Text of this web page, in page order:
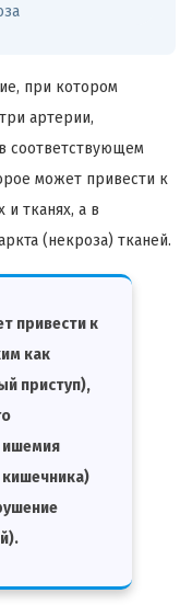
при котором
артерии,
соответствующем
может привести к
тканях, а в
(некроза) тканей.
привести к
как
приступ),
ишемия